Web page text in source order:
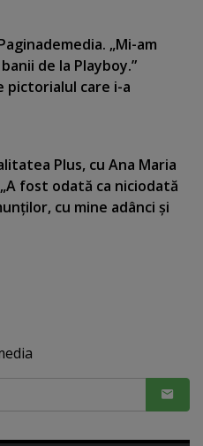
„Mi-am
de la Playboy.”
pictorialul care i-a
Plus, cu Ana Maria
fost odată ca niciodată
cu mine adânci şi